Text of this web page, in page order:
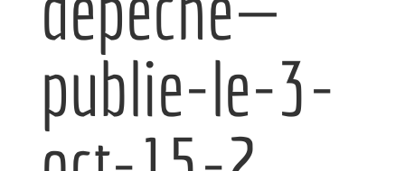
publie-le-3-